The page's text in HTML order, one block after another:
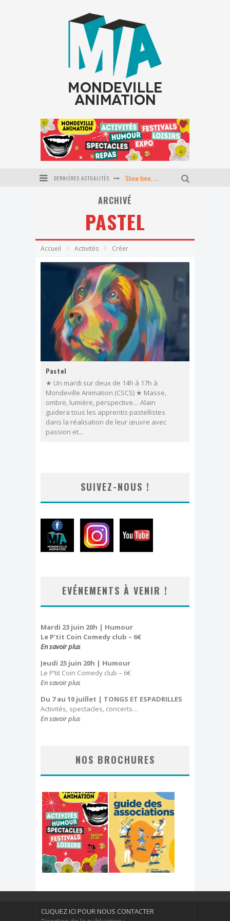
DERNIÈRES ACTUALITÉS Show time, école du P'tit coin
Dimanche, j'ai clown
ARCHIVÉ
PASTEL
Accueil Activités Créer
Pastel
★ Un mardi sur deux de 14h à 17h à
Mondeville Animation (CSCS) ★ Masse,
ombre, lumière, perspective… Alain
guidera tous les apprentis pastellistes
dans la réalisation de leur œuvre avec
passion et...
SUIVEZ-NOUS !
EVÉNEMENTS À VENIR !
Mardi 23 juin 20h | Humour
Le P’tit Coin Comedy club – 6€
En savoir plus
Jeudi 25 juin 20h | Humour
Le P’tit Coin Comedy club – 6€
En savoir plus
Du 7 au 10 juillet | TONGS ET ESPADRILLES
Activités, spectacles, concerts…
En savoir plus
NOS BROCHURES
CLIQUEZ ICI POUR NOUS CONTACTER